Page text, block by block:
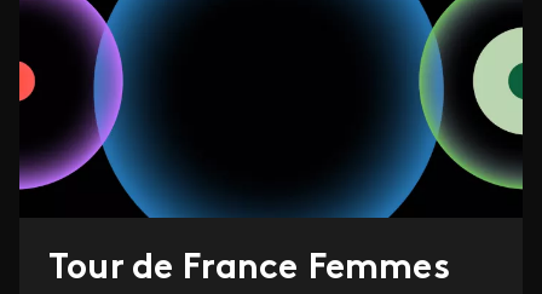
Tour de France Femmes